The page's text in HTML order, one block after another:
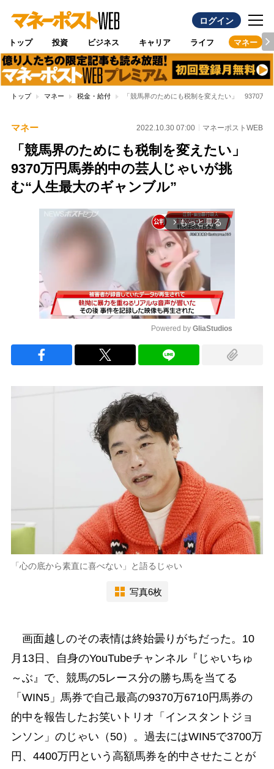
ログイン
トップ 投資 ビジネス キャリア ライフ マネー
トップ マネー 税金・給付 「競馬界のためにも税制を変えたい」 9370万
マネー 2022.10.30 07:00 マネーポストWEB
「競馬界のためにも税制を変えたい」
9370万円馬券的中の芸人じゃいが挑
む“人生最大のギャンブル”
arrow_forward_ios もっと見る
Powered by GliaStudios
「心の底から素直に喜べない」と語るじゃい
写真6枚
画面越しのその表情は終始曇りがちだった。10
月13日、自身のYouTubeチャンネル『じゃいちゅ
～ぶ』で、競馬の5レース分の勝ち馬を当てる
「WIN5」馬券で自己最高の9370万6710円馬券の
的中を報告したお笑いトリオ「インスタントジョ
ンソン」のじゃい（50）。過去にはWIN5で3700万
円、4400万円という高額馬券を的中させたことが